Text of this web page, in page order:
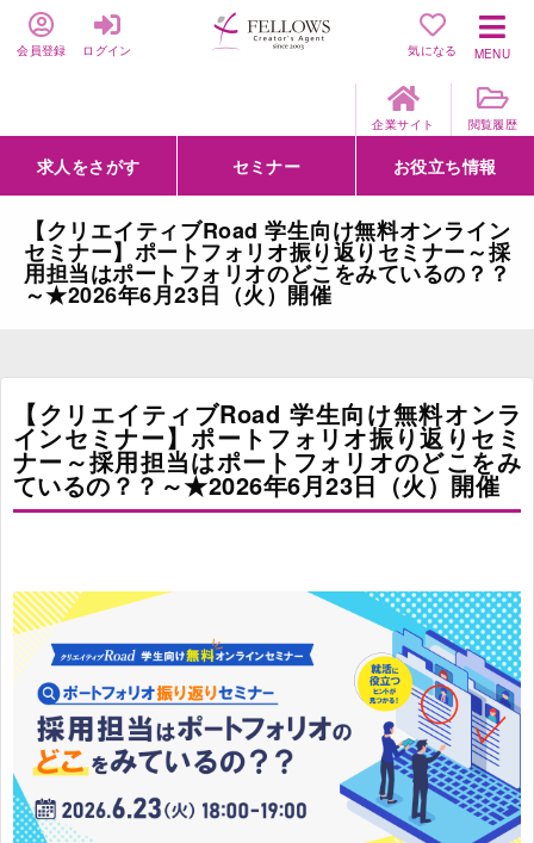
会員登録 ログイン 気になる MENU
企業サイト 閲覧履歴
求人をさがす
詳細条件からさがす
求人特集からさがす
セミナー
セミナーをさがす
クリエイティブNEXT
クリエイターズファーム
e-ラーニング
Fellows Creative Academy
企業研修
お役立ち情報
お役立ち情報一覧
聞くは一時、聞かぬは一生
クリエイターのお仕事図鑑
クリエイターの声
Q&A
企業様向けお役立ち情報
【クリエイティブRoad 学生向け無料オンライン
セミナー】ポートフォリオ振り返りセミナー～採
用担当はポートフォリオのどこをみているの？？
～★2026年6月23日（火）開催
【クリエイティブRoad 学生向け無料オンラ
インセミナー】ポートフォリオ振り返りセミ
ナー～採用担当はポートフォリオのどこをみ
ているの？？～★2026年6月23日（火）開催